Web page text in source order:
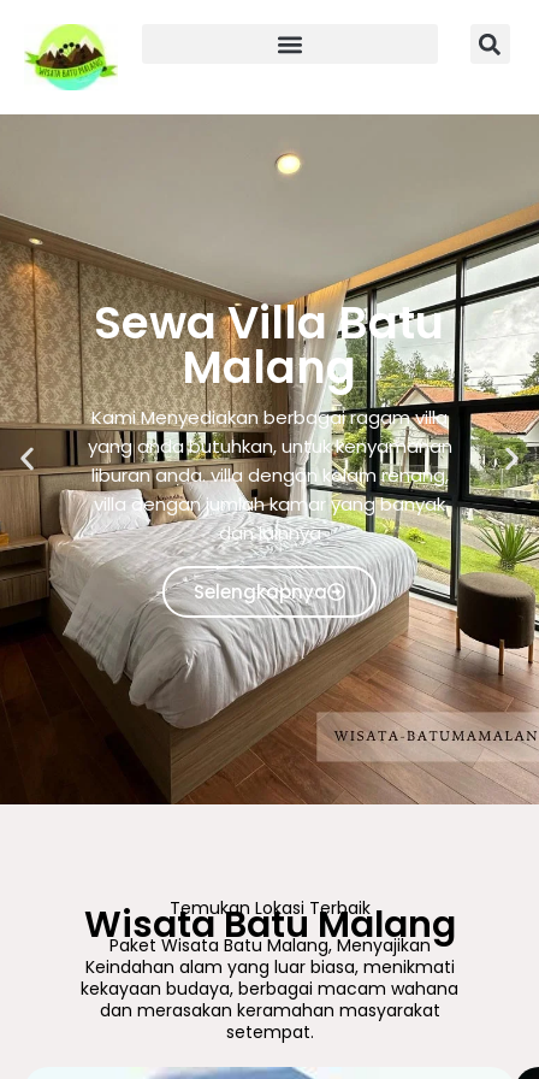
Sewa Villa Batu
Malang
Kami Menyediakan berbagai ragam villa
yang anda butuhkan, untuk kenyamanan
liburan anda. villa dengan kolam renang,
villa dengan jumlah kamar yang banyak
dan lainnya
Selengkapnya
Temukan Lokasi Terbaik
Wisata Batu Malang
Paket Wisata Batu Malang, Menyajikan
Keindahan alam yang luar biasa, menikmati
kekayaan budaya, berbagai macam wahana
dan merasakan keramahan masyarakat
setempat.